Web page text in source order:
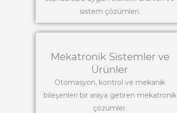
sistem çözümleri.
Mekatronik Sistemler ve
Ürünler
Otomasyon, kontrol ve mekanik
bileşenleri bir araya getiren mekatronik
çözümler.